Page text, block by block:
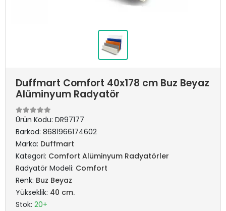
Duffmart Comfort 40x178 cm Buz Beyaz
Alüminyum Radyatör
Ürün Kodu: DR97177
Barkod: 8681966174602
Marka: Duffmart
Kategori: Comfort Alüminyum Radyatörler
Radyatör Modeli: Comfort
Renk: Buz Beyaz
Yükseklik: 40 cm.
Stok: 20+